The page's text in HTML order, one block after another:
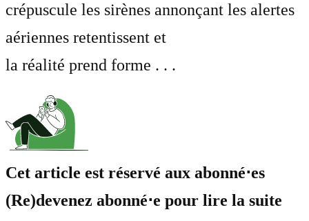
crépuscule les sirènes annonçant les alertes
aériennes retentissent et
la réalité prend forme . . .
Cet article est réservé aux abonné⋅es
(Re)devenez abonné⋅e pour lire la suite